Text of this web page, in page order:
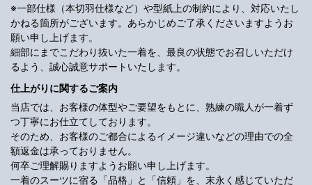
※一部仕様（本切羽仕様など）や型紙上の制約により、対応いたし
かねる箇所がございます。あらかじめご了承くださいますようお
願い申し上げます。
細部にまでこだわり抜いた一着を、最良の状態でお召しいただけ
るよう、誠心誠意サポートいたします。
仕上がりに関するご案内
当店では、お客様の体型やご要望をもとに、熟練の職人が一着ず
つ丁寧にお仕立てしております。
そのため、お客様のご都合によるイメージ違いなどの理由での全
額返金は承っておりません。
何卒ご理解賜りますようお願い申し上げます。
一着のスーツに宿る「品格」と「信頼」を、末永く感じていただ